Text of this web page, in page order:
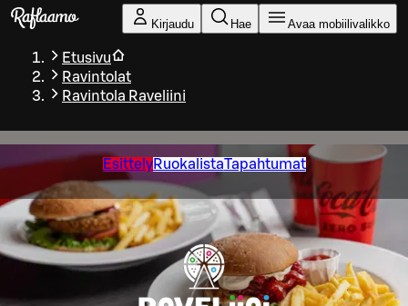
Siirry pääsisältöön
Kirjaudu Hae Avaa mobiilivalikko
Etusivu
Ravintolat
Ravintola Raveliini
EsittelyRuokalistaTapahtumat